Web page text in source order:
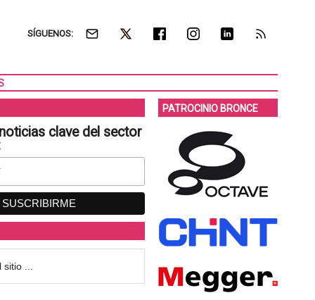
SÍGUENOS:
clave del sector
PATROCINIO BRONCE